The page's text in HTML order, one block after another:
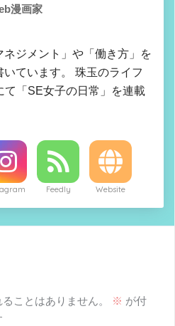
漫画家
ジメント」や「働き方」を
いています。 珠玉のライフ
「SE女子の日常」を連載
Feedly Website
ことはありません。 ※ が付